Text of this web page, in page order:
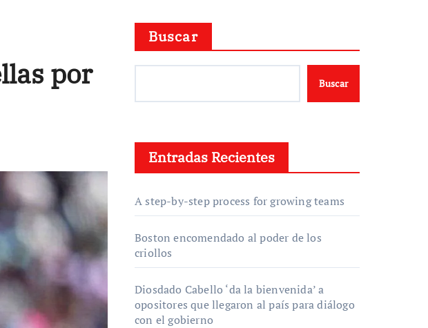
por
Buscar
Buscar
Entradas Recientes
A step-by-step process for growing teams
Boston encomendado al poder de los
criollos
Diosdado Cabello ‘da la bienvenida’ a
opositores que llegaron al país para diálogo
con el gobierno